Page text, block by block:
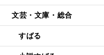
文芸・文庫・総合
すばる